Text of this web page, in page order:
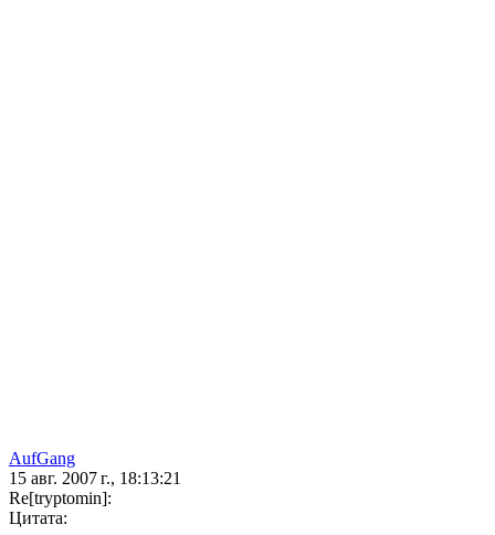
AufGang
15 авг. 2007 г., 18:13:21
Re[tryptomin]:
Цитата: